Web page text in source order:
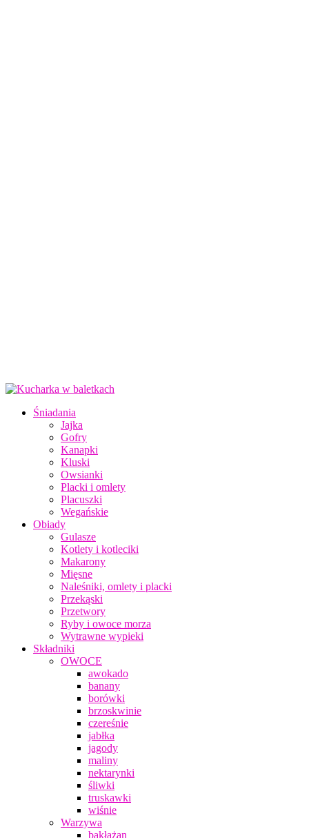
Śniadania
Jajka
Gofry
Kanapki
Kluski
Owsianki
Placki i omlety
Placuszki
Wegańskie
Obiady
Gulasze
Kotlety i kotleciki
Makarony
Mięsne
Naleśniki, omlety i placki
Przekąski
Przetwory
Ryby i owoce morza
Wytrawne wypieki
Składniki
OWOCE
awokado
banany
borówki
brzoskwinie
czereśnie
jabłka
jagody
maliny
nektarynki
śliwki
truskawki
wiśnie
Warzywa
bakłażan